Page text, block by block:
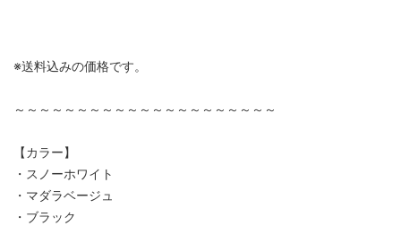
※送料込みの価格です。
～～～～～～～～～～～～～～～～～～～～～
【カラー】
・スノーホワイト
・マダラベージュ
・ブラック